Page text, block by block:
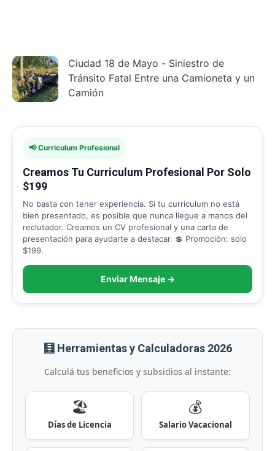
Ciudad 18 de Mayo - Siniestro de
Tránsito Fatal Entre una Camioneta y un
Camión
📢 Curriculum Profesional
Creamos Tu Curriculum Profesional Por Solo
$199
No basta con tener experiencia. Si tu currículum no está
bien presentado, es posible que nunca llegue a manos del
reclutador. Creamos un CV profesional y una carta de
presentación para ayudarte a destacar. 💲 Promoción: solo
$199.
Enviar Mensaje →
🧮 Herramientas y Calculadoras 2026
Calculá tus beneficios y subsidios al instante:
🏖️
Días de Licencia
💰
Salario Vacacional